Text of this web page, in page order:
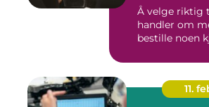
Å velge riktig
handler om
bestille noen
11.